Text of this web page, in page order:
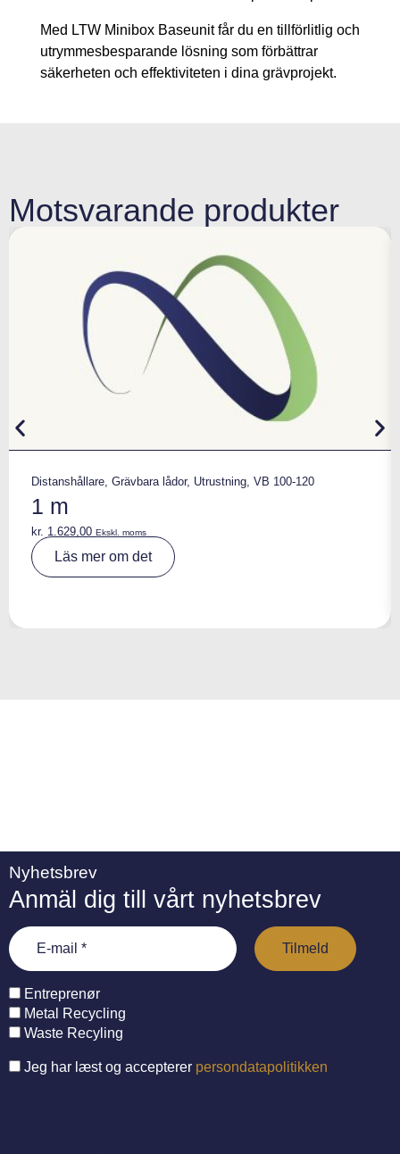
Med LTW Minibox Baseunit får du en tillförlitlig och
utrymmesbesparande lösning som förbättrar
säkerheten och effektiviteten i dina grävprojekt.
Motsvarande produkter
Distanshållare, Grävbara lådor, Utrustning, VB 100-120
1 m
kr. 1.629,00 Ekskl. moms
Läs mer om det
Nyhetsbrev
Anmäl dig till vårt nyhetsbrev
Entreprenør
Metal Recycling
Waste Recyling
Jeg har læst og accepterer persondatapolitikken